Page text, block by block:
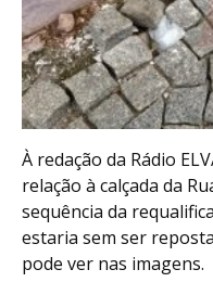
À redação da Rádio
relação à calçada da
sequência da
estaria sem ser
pode ver nas imagens.